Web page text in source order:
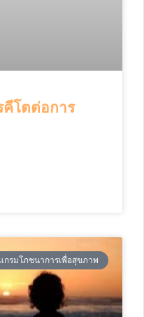
คีโตต่อการ
กรมโภชนาการเพื่อสุขภาพ